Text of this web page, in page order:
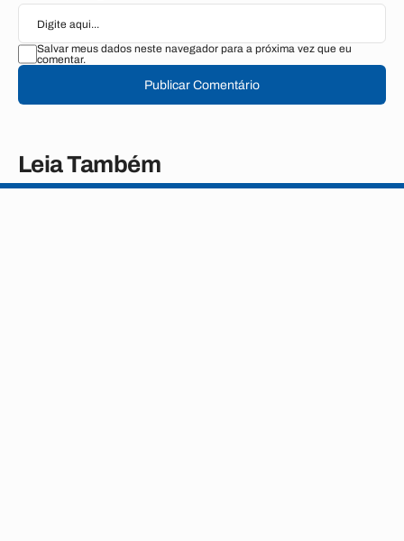
Salvar meus dados neste navegador para a próxima vez que eu
comentar.
Publicar Comentário
Leia Também